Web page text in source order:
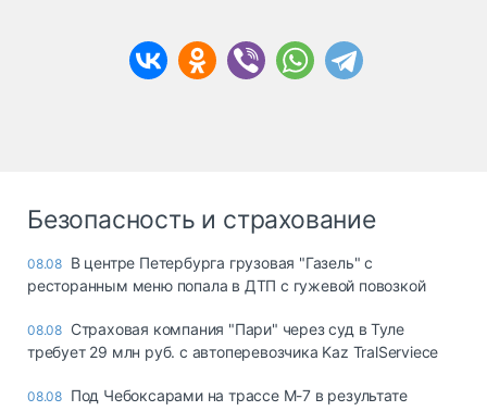
Безопасность и страхование
08.08 В центре Петербурга грузовая "Газель" с
ресторанным меню попала в ДТП с гужевой повозкой
08.08 Страховая компания "Пари" через суд в Туле
требует 29 млн руб. с автоперевозчика Kaz TralServiece
08.08 Под Чебоксарами на трассе М-7 в результате